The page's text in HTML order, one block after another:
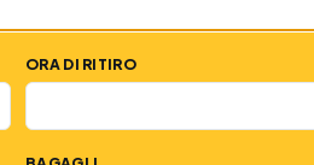
ORA DI RITIRO